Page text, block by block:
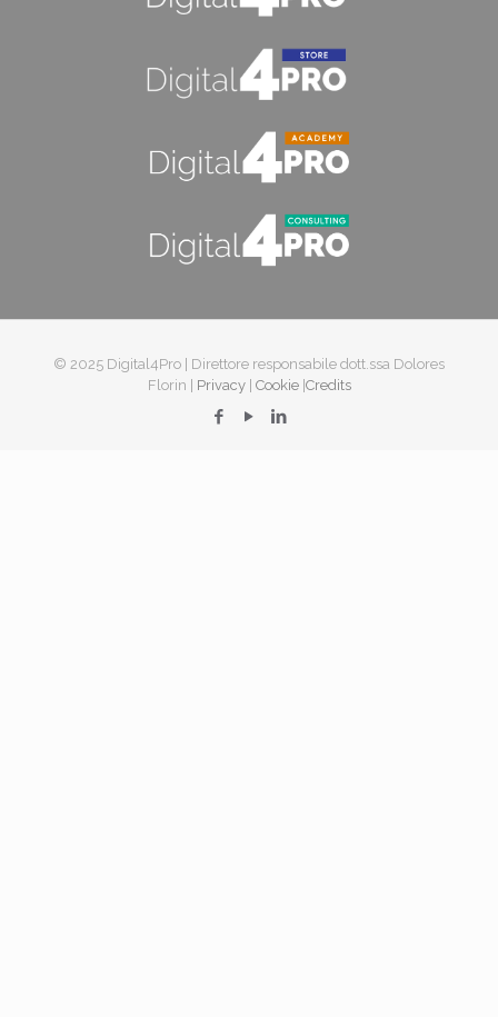
© 2025 Digital4Pro | Direttore responsabile dott.ssa Dolores
Florin | Privacy| Cookie|Credits